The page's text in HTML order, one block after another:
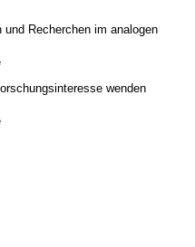
Recherchen im analogen
wenden